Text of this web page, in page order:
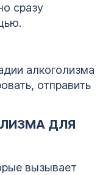
сразу
алкоголизма
отправить
ДЛЯ
вызывает